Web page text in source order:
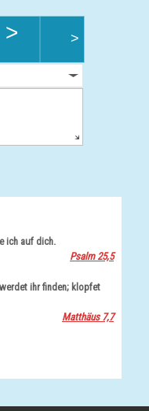
> >
ich auf dich.
Psalm 25,5
ihr finden; klopfet
Matthäus 7,7